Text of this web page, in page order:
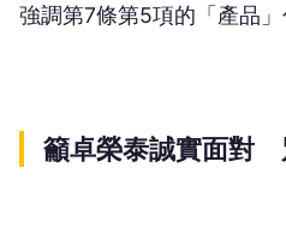
強調第7條第5項的「產品」
籲卓榮泰誠實面對